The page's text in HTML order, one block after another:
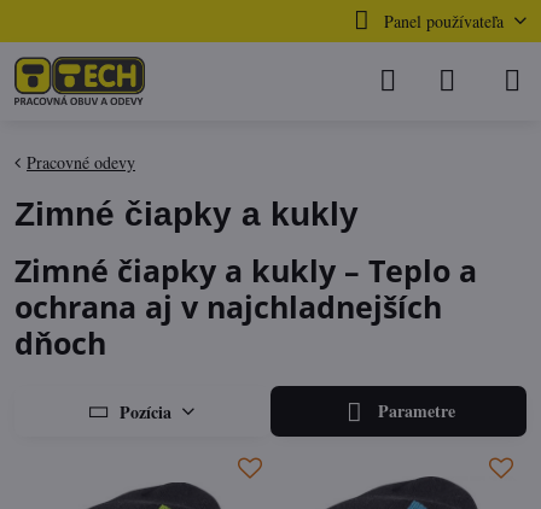
Panel používateľa
Pracovné odevy
Zimné čiapky a kukly
Zimné čiapky a kukly – Teplo a
ochrana aj v najchladnejších
dňoch
Pozícia Parametre